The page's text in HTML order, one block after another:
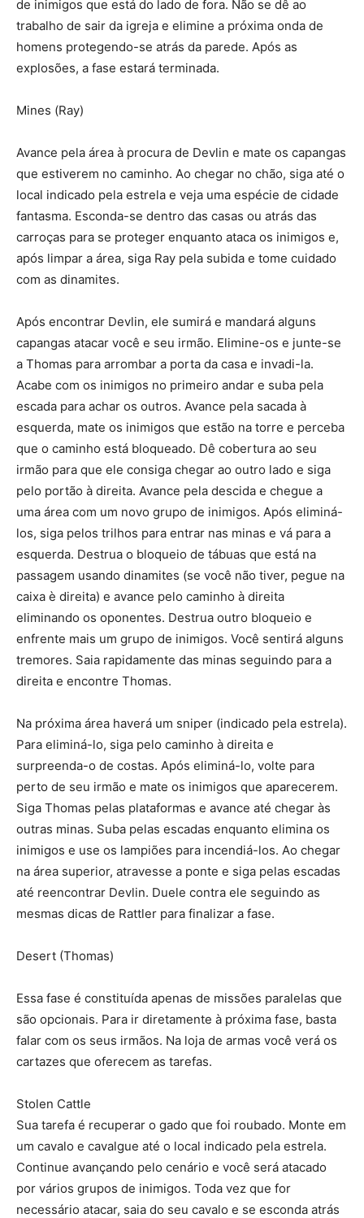
de inimigos que está do lado de fora. Não se dê ao
trabalho de sair da igreja e elimine a próxima onda de
homens protegendo-se atrás da parede. Após as
explosões, a fase estará terminada.
Mines (Ray)
Avance pela área à procura de Devlin e mate os capangas
que estiverem no caminho. Ao chegar no chão, siga até o
local indicado pela estrela e veja uma espécie de cidade
fantasma. Esconda-se dentro das casas ou atrás das
carroças para se proteger enquanto ataca os inimigos e,
após limpar a área, siga Ray pela subida e tome cuidado
com as dinamites.
Após encontrar Devlin, ele sumirá e mandará alguns
capangas atacar você e seu irmão. Elimine-os e junte-se
a Thomas para arrombar a porta da casa e invadi-la.
Acabe com os inimigos no primeiro andar e suba pela
escada para achar os outros. Avance pela sacada à
esquerda, mate os inimigos que estão na torre e perceba
que o caminho está bloqueado. Dê cobertura ao seu
irmão para que ele consiga chegar ao outro lado e siga
pelo portão à direita. Avance pela descida e chegue a
uma área com um novo grupo de inimigos. Após eliminá-
los, siga pelos trilhos para entrar nas minas e vá para a
esquerda. Destrua o bloqueio de tábuas que está na
passagem usando dinamites (se você não tiver, pegue na
caixa è direita) e avance pelo caminho à direita
eliminando os oponentes. Destrua outro bloqueio e
enfrente mais um grupo de inimigos. Você sentirá alguns
tremores. Saia rapidamente das minas seguindo para a
direita e encontre Thomas.
Na próxima área haverá um sniper (indicado pela estrela).
Para eliminá-lo, siga pelo caminho à direita e
surpreenda-o de costas. Após eliminá-lo, volte para
perto de seu irmão e mate os inimigos que aparecerem.
Siga Thomas pelas plataformas e avance até chegar às
outras minas. Suba pelas escadas enquanto elimina os
inimigos e use os lampiões para incendiá-los. Ao chegar
na área superior, atravesse a ponte e siga pelas escadas
até reencontrar Devlin. Duele contra ele seguindo as
mesmas dicas de Rattler para finalizar a fase.
Desert (Thomas)
Essa fase é constituída apenas de missões paralelas que
são opcionais. Para ir diretamente à próxima fase, basta
falar com os seus irmãos. Na loja de armas você verá os
cartazes que oferecem as tarefas.
Stolen Cattle
Sua tarefa é recuperar o gado que foi roubado. Monte em
um cavalo e cavalgue até o local indicado pela estrela.
Continue avançando pelo cenário e você será atacado
por vários grupos de inimigos. Toda vez que for
necessário atacar, saia do seu cavalo e se esconda atrás